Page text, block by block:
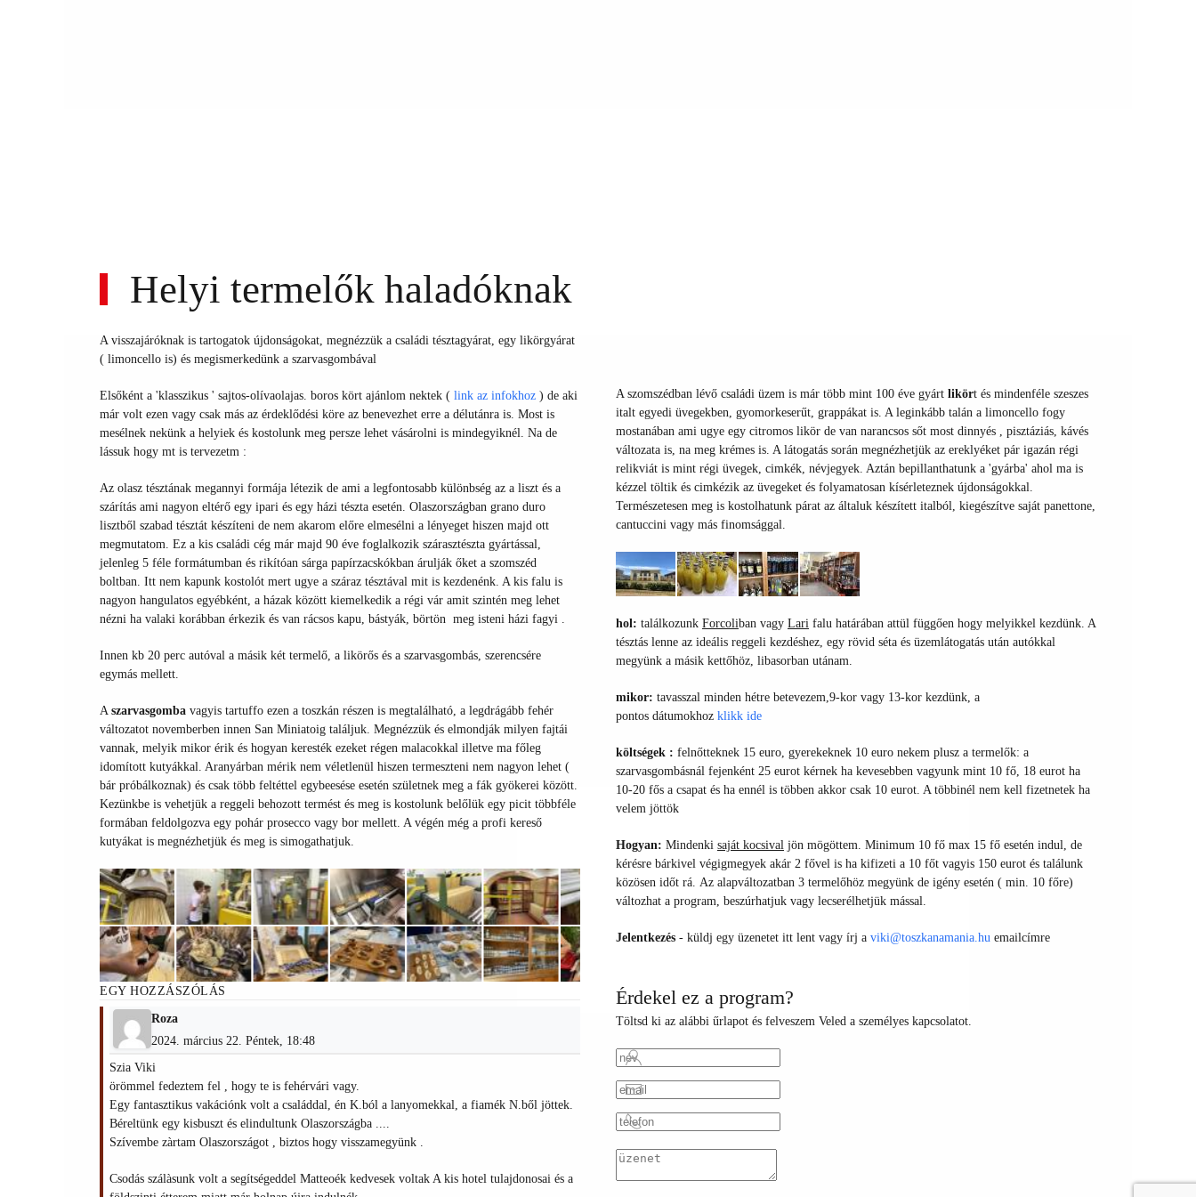
Helyi termelők haladóknak
A visszajáróknak is tartogatok újdonságokat, megnézzük a családi tésztagyárat, egy likörgyárat
( limoncello is) és megismerkedünk a szarvasgombával
Elsőként a 'klasszikus ' sajtos-olívaolajas. boros kört ajánlom nektek ( link az infokhoz ) de aki
már volt ezen vagy csak más az érdeklődési köre az benevezhet erre a délutánra is. Most is
mesélnek nekünk a helyiek és kostolunk meg persze lehet vásárolni is mindegyiknél. Na de
lássuk hogy mt is tervezetm :
Az olasz tésztának megannyi formája létezik de ami a legfontosabb különbség az a liszt és a
szárítás ami nagyon eltérő egy ipari és egy házi tészta esetén. Olaszországban grano duro
lisztből szabad tésztát készíteni de nem akarom előre elmesélni a lényeget hiszen majd ott
megmutatom. Ez a kis családi cég már majd 90 éve foglalkozik szárasztészta gyártással,
jelenleg 5 féle formátumban és rikítóan sárga papírzacskókban árulják őket a szomszéd
boltban. Itt nem kapunk kostolót mert ugye a száraz tésztával mit is kezdenénk. A kis falu is
nagyon hangulatos egyébként, a házak között kiemelkedik a régi vár amit szintén meg lehet
nézni ha valaki korábban érkezik és van rácsos kapu, bástyák, börtön meg isteni házi fagyi .
Innen kb 20 perc autóval a másik két termelő, a likörős és a szarvasgombás, szerencsére
egymás mellett.
A szarvasgomba vagyis tartuffo ezen a toszkán részen is megtalálható, a legdrágább fehér
változatot novemberben innen San Miniatoig találjuk. Megnézzük és elmondják milyen fajtái
vannak, melyik mikor érik és hogyan keresték ezeket régen malacokkal illetve ma főleg
idomított kutyákkal. Aranyárban mérik nem véletlenül hiszen termeszteni nem nagyon lehet (
bár próbálkoznak) és csak több feltéttel egybeesése esetén születnek meg a fák gyökerei között.
Kezünkbe is vehetjük a reggeli behozott termést és meg is kostolunk belőlük egy picit többféle
formában feldolgozva egy pohár prosecco vagy bor mellett. A végén még a profi kereső
kutyákat is megnézhetjük és meg is simogathatjuk.
A szomszédban lévő családi üzem is már több mint 100 éve gyárt likört és mindenféle szeszes
italt egyedi üvegekben, gyomorkeserűt, grappákat is. A leginkább talán a limoncello fogy
mostanában ami ugye egy citromos likör de van narancsos sőt most dinnyés , pisztáziás, kávés
változata is, na meg krémes is. A látogatás során megnézhetjük az ereklyéket pár igazán régi
relikviát is mint régi üvegek, cimkék, névjegyek. Aztán bepillanthatunk a 'gyárba' ahol ma is
kézzel töltik és cimkézik az üvegeket és folyamatosan kísérleteznek újdonságokkal.
Természetesen meg is kostolhatunk párat az általuk készített italból, kiegészítve saját panettone,
cantuccini vagy más finomsággal.
hol: találkozunk Forcoliban vagy Lari falu határában attül függően hogy melyikkel kezdünk. A
tésztás lenne az ideális reggeli kezdéshez, egy rövid séta és üzemlátogatás után autókkal
megyünk a másik kettőhöz, libasorban utánam.
mikor: tavasszal minden hétre betevezem, 9-kor vagy 13-kor kezdünk, a
pontos dátumokhoz klikk ide
költségek : felnőtteknek 15 euro, gyerekeknek 10 euro nekem plusz a termelők: a
szarvasgombásnál fejenként 25 eurot kérnek ha kevesebben vagyunk mint 10 fő, 18 eurot ha
10-20 fős a csapat és ha ennél is többen akkor csak 10 eurot. A többinél nem kell fizetnetek ha
velem jöttök
Hogyan: Mindenki saját kocsival jön mögöttem. Minimum 10 fő max 15 fő esetén indul, de
kérésre bárkivel végigmegyek akár 2 fővel is ha kifizeti a 10 főt vagyis 150 eurot és találunk
közösen időt rá. Az alapváltozatban 3 termelőhöz megyünk de igény esetén ( min. 10 főre)
változhat a program, beszúrhatjuk vagy lecserélhetjük mással.
Jelentkezés - küldj egy üzenetet itt lent vagy írj a viki@toszkanamania.hu emailcímre
EGY HOZZÁSZÓLÁS
Roza
2024. március 22. Péntek, 18:48
Szia Viki
örömmel fedeztem fel , hogy te is fehérvári vagy.
Egy fantasztikus vakációnk volt a családdal, én K.ból a lanyomekkal, a fiamék N.ből jöttek.
Béreltünk egy kisbuszt és elindultunk Olaszországba ....
Szívembe zàrtam Olaszországot , biztos hogy visszamegyünk .
Csodás szálàsunk volt a segítségeddel Matteoék kedvesek voltak A kis hotel tulajdonosai és a
Érdekel ez a program?
Töltsd ki az alábbi űrlapot és felveszem Veled a személyes kapcsolatot.